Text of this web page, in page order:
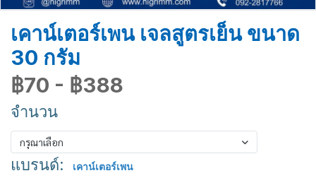
เคาน์เตอร์เพน เจลสูตรเย็น ขนาด
30 กรัม
฿70 - ฿388
จำนวน
กรุณาเลือก
แบรนด์: เคาน์เตอร์เพน